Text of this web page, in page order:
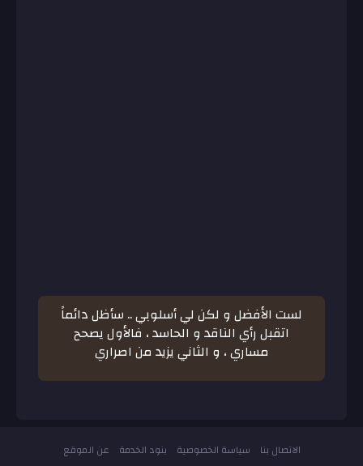
لست الأفضل و لكن لي أسلوبي .. سأظل دائماً
اتقبل رأي الناقد و الحاسد ، فالأول يصحح
مساري ، و الثاني يزيد من اصراري
الاتصال بنا سياسة الخصوصية بنود الخدمة عن الموقع